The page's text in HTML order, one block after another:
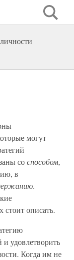
могут
соспособом,
в
.
описать.
удовлетворить
Когда им не